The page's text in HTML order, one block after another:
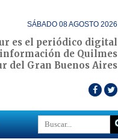
SÁBADO 08 AGOSTO 2026
es el periódico digital
de Quilmes
del Gran Buenos Aires